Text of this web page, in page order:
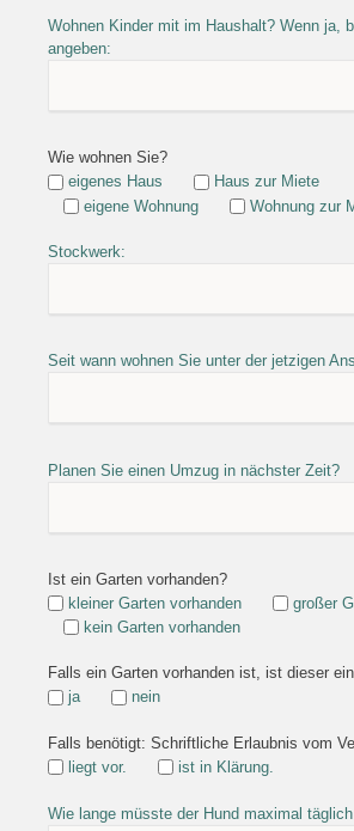
Wohnen Kinder mit im Haushalt? Wenn ja,
angeben:
Wie wohnen Sie?
eigenes Haus
Haus zur Miete
eigene Wohnung
Wohnung zur
Stockwerk:
Seit wann wohnen Sie unter der jetzigen
Planen Sie einen Umzug in nächster Zeit?
Ist ein Garten vorhanden?
kleiner Garten vorhanden
großer
kein Garten vorhanden
Falls ein Garten vorhanden ist, ist dieser
ja
nein
Falls benötigt: Schriftliche Erlaubnis vom
liegt vor.
ist in Klärung.
Wie lange müsste der Hund maximal